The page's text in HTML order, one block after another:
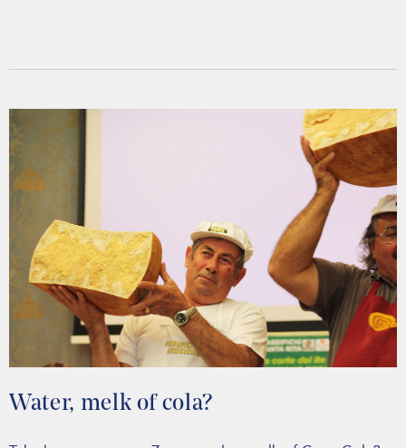
Water, melk of cola?